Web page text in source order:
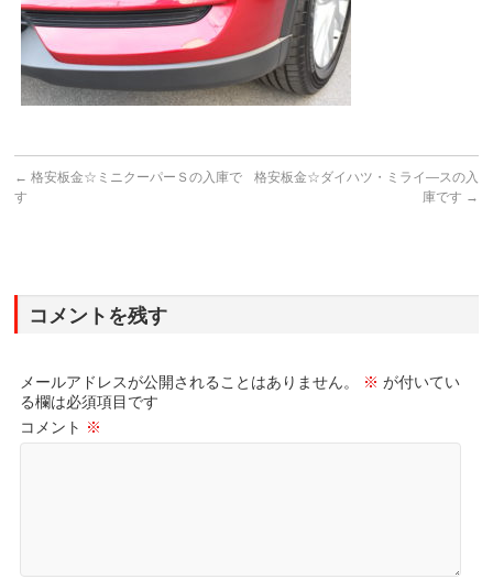
← 格安板金☆ミニクーパーＳの入庫で
す
格安板金☆ダイハツ・ミライ―スの入
庫です →
コメントを残す
メールアドレスが公開されることはありません。 ※ が付いてい
る欄は必須項目です
コメント ※